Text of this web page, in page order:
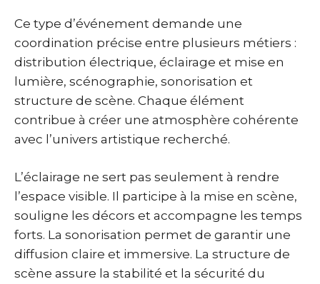
Ce type d’événement demande une
coordination précise entre plusieurs métiers :
distribution électrique, éclairage et mise en
lumière, scénographie, sonorisation et
structure de scène. Chaque élément
contribue à créer une atmosphère cohérente
avec l’univers artistique recherché.
L’éclairage ne sert pas seulement à rendre
l’espace visible. Il participe à la mise en scène,
souligne les décors et accompagne les temps
forts. La sonorisation permet de garantir une
diffusion claire et immersive. La structure de
scène assure la stabilité et la sécurité du